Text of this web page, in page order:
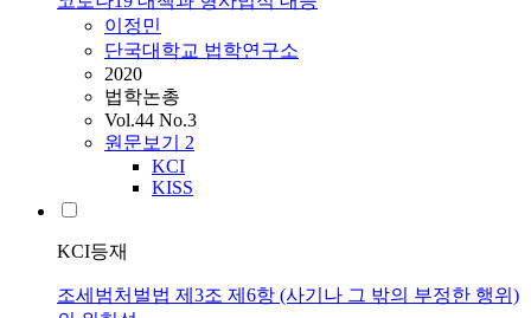
이정민
단국대학교 법학연구소
2020
법학논총
Vol.44 No.3
원문보기 2
KCI
KISS
KCI등재
조세범처벌법 제3조 제6항 (사기나 그 밖의 부정한 행위)